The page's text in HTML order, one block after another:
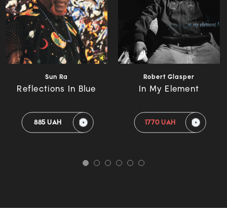
Sun Ra
Reflections In Blue
885 UAH
Robert Glasper
In My Element
1770 UAH